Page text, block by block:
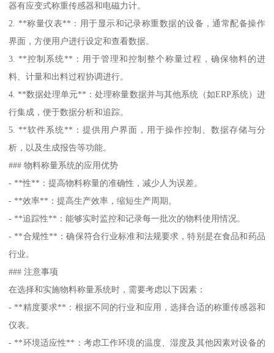
器有应变式称重传感器和电磁力计。
2. **称量仪表**：用于显示和记录称重数据的设备，通常配备操作
界面，方便用户进行设定和查看数据。
3. **控制系统**：用于管理和控制整个称量过程，确保物料的进
料、计量和出料过程协调进行。
4. **数据处理单元**：处理称量数据并与其他系统（如ERP系统）进
行集成，便于数据分析和追踪。
5. **软件系统**：提供用户界面，用于操作控制、数据存储与分
析，以及生成报告等功能。
### 物料称量系统的应用优势
- **性**：提高物料称量的准确性，减少人为误差。
- **效率**：提高生产效率，缩短生产周期。
- **追踪性**：能够实时监控和记录每一批次的物料使用情况。
- **合规性**：确保符合行业标准和法规要求，特别是在食品和药品
行业。
### 注意事项
在选择和实施物料称量系统时，需要考虑以下因素：
- **精度要求**：根据不同的行业和应用，选择合适的称重传感器和
仪表。
- **环境适应性**：考虑工作环境的温度、湿度及其他因素对设备的